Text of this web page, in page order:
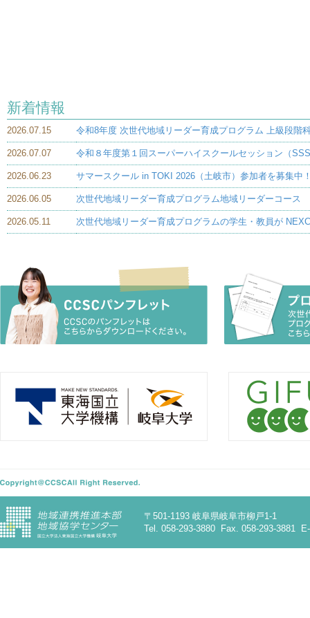
新着情報
2026.07.15 令和8年度 次世代地域リーダー育成プログラム 上級段階
2026.07.07 令和８年度第１回スーパーハイスクールセッション（
2026.06.23 サマースクール in TOKI 2026（土岐市）参加者を募集中
2026.06.05 次世代地域リーダー育成プログラム地域リーダーコー
2026.05.11 次世代地域リーダー育成プログラムの学生・教員が
〒501-1193 岐阜県岐阜市柳戸1-1
Tel. 058-293-3880 Fax. 058-293-3881